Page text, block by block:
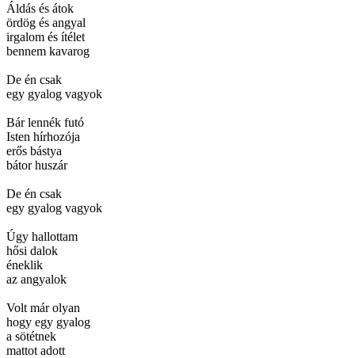
Áldás és átok
ördög és angyal
irgalom és ítélet
bennem kavarog
De én csak
egy gyalog vagyok
Bár lennék futó
Isten hírhozója
erős bástya
bátor huszár
De én csak
egy gyalog vagyok
Úgy hallottam
hősi dalok
éneklik
az angyalok
Volt már olyan
hogy egy gyalog
a sötétnek
mattot adott